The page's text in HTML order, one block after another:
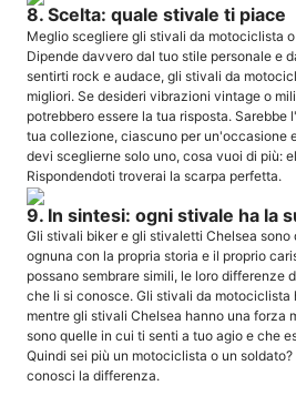
8. Scelta: quale stivale ti piace
Meglio scegliere gli stivali da motociclista
Dipende davvero dal tuo stile personale e
sentirti rock e audace, gli stivali da
migliori. Se desideri vibrazioni vintage o
potrebbero essere la tua risposta. Sarebbe
tua collezione, ciascuno per un'occasione
devi sceglierne solo uno, cosa vuoi di più:
Rispondendoti troverai la scarpa perfetta.
9. In sintesi: ogni stivale ha la
Gli stivali biker e gli stivaletti Chelsea sono
ognuna con la propria storia e il proprio
possano sembrare simili, le loro differenze
che li si conosce. Gli stivali da
mentre gli stivali Chelsea hanno una forza
sono quelle in cui ti senti a tuo agio e che
Quindi sei più un motociclista o un
conosci la differenza.